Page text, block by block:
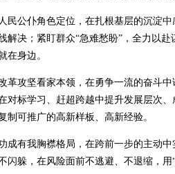
民公仆角色定位，在扎根基层的沉淀
解决；紧盯群众“急难愁盼”，全力以
在身边。
革攻坚看家本领，在勇争一流的奋斗
对标学习、赶超跨越中提升发展层次
制可推广的高新样板、高新经验。
成有我胸襟格局，在跨前一步的主动
闪躲，在风险面前不逃避、不退缩，